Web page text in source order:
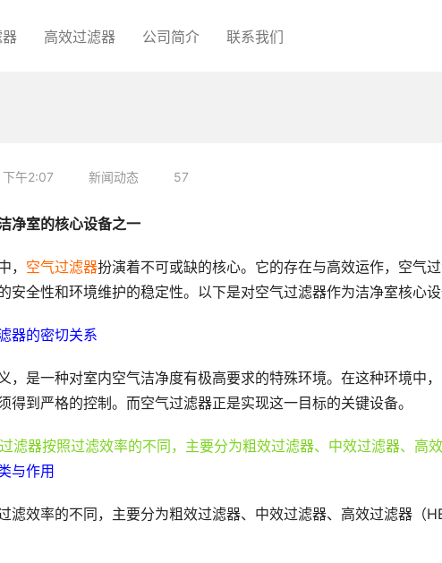
高效过滤器 公司简介 联系我们
午2:07 新闻动态 57
净室的核心设备之一
， 空气过滤器扮演着不可或缺的核心。它的存在与高效运作，空气
安全性和环境维护的稳定性。以下是对空气过滤器作为洁净室核心设
器的密切关系
，是一种对室内空气洁净度有极高要求的特殊环境。在这种环境中，
得到严格的控制。而空气过滤器正是实现这一目标的关键设备。
与作用
滤效率的不同，主要分为粗效过滤器、中效过滤器、高效过滤器（